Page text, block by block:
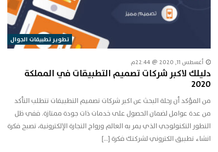
تطوير تطبيقات الجوال
أغسطس 11, 2020 @ 22:44م
دليلك لاكبر شركات تصميم التطبيقات في المملكة
2020
من المؤكد أن رحلة البحث عن اكبر شركات تصميم التطبيقات تتطلب التأكد
من عدة عوامل لضمان الحصول على خدمات ذات جودة ممتازة. ففي ظل
التطور التكنولوجي الذي يمر به العالم ورواج التجارة الإلكترونية، تصبح فكرة
انشاء تطبيق الكتروني لشركتك فكرة […]